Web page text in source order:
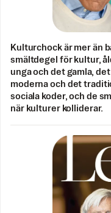
Kulturchock är mer än
smältdegel för kultur,
unga och det gamla,
moderna och det
sociala koder, och de
när kulturer kolliderar.